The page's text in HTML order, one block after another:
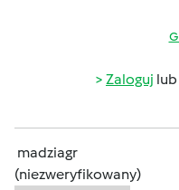
Zaloguj lub
madziagr
(niezweryfikowany)